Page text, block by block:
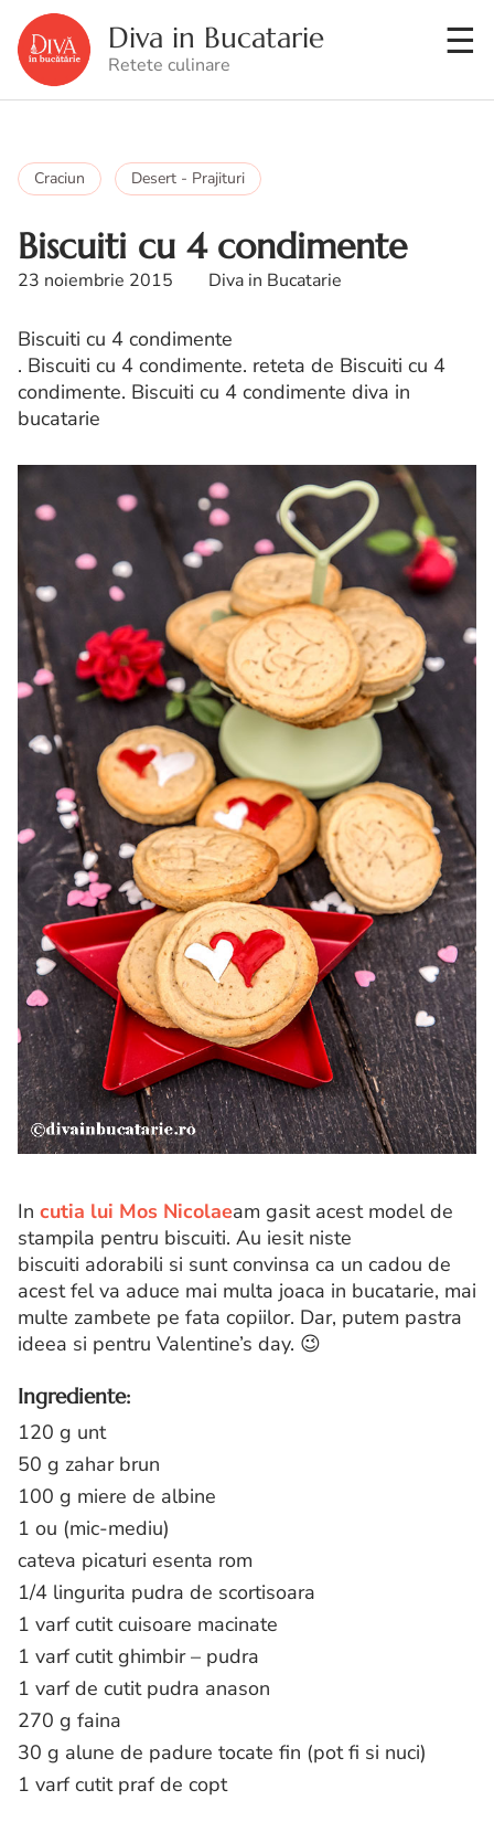
Diva in Bucatarie
Retete culinare
Craciun Desert - Prajituri
Biscuiti cu 4 condimente
23 noiembrie 2015 Diva in Bucatarie
Biscuiti cu 4 condimente
. Biscuiti cu 4 condimente. reteta de Biscuiti cu 4
condimente. Biscuiti cu 4 condimente diva in
bucatarie
In cutia lui Mos Nicolaeam gasit acest model de
stampila pentru biscuiti. Au iesit niste
biscuiti adorabili si sunt convinsa ca un cadou de
acest fel va aduce mai multa joaca in bucatarie, mai
multe zambete pe fata copiilor. Dar, putem pastra
ideea si pentru Valentine’s day. 😉
Ingrediente:
120 g unt
50 g zahar brun
100 g miere de albine
1 ou (mic-mediu)
cateva picaturi esenta rom
1/4 lingurita pudra de scortisoara
1 varf cutit cuisoare macinate
1 varf cutit ghimbir – pudra
1 varf de cutit pudra anason
270 g faina
30 g alune de padure tocate fin (pot fi si nuci)
1 varf cutit praf de copt